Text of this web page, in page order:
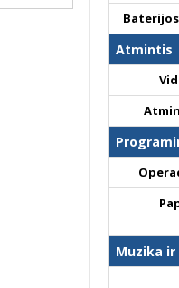
Atmintis
Muzika ir